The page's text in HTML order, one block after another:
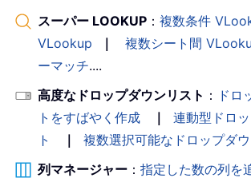
スーパー LOOKUP ： 複数条件
VLookup
｜ 複数シート間
ーマッチ....
高度なドロップダウンリスト ： ドロ
トをすばやく作成
｜
連動型ドロ
ト
｜ 複数選択可能なドロップダ
列マネージャー ： 指定した数の列を